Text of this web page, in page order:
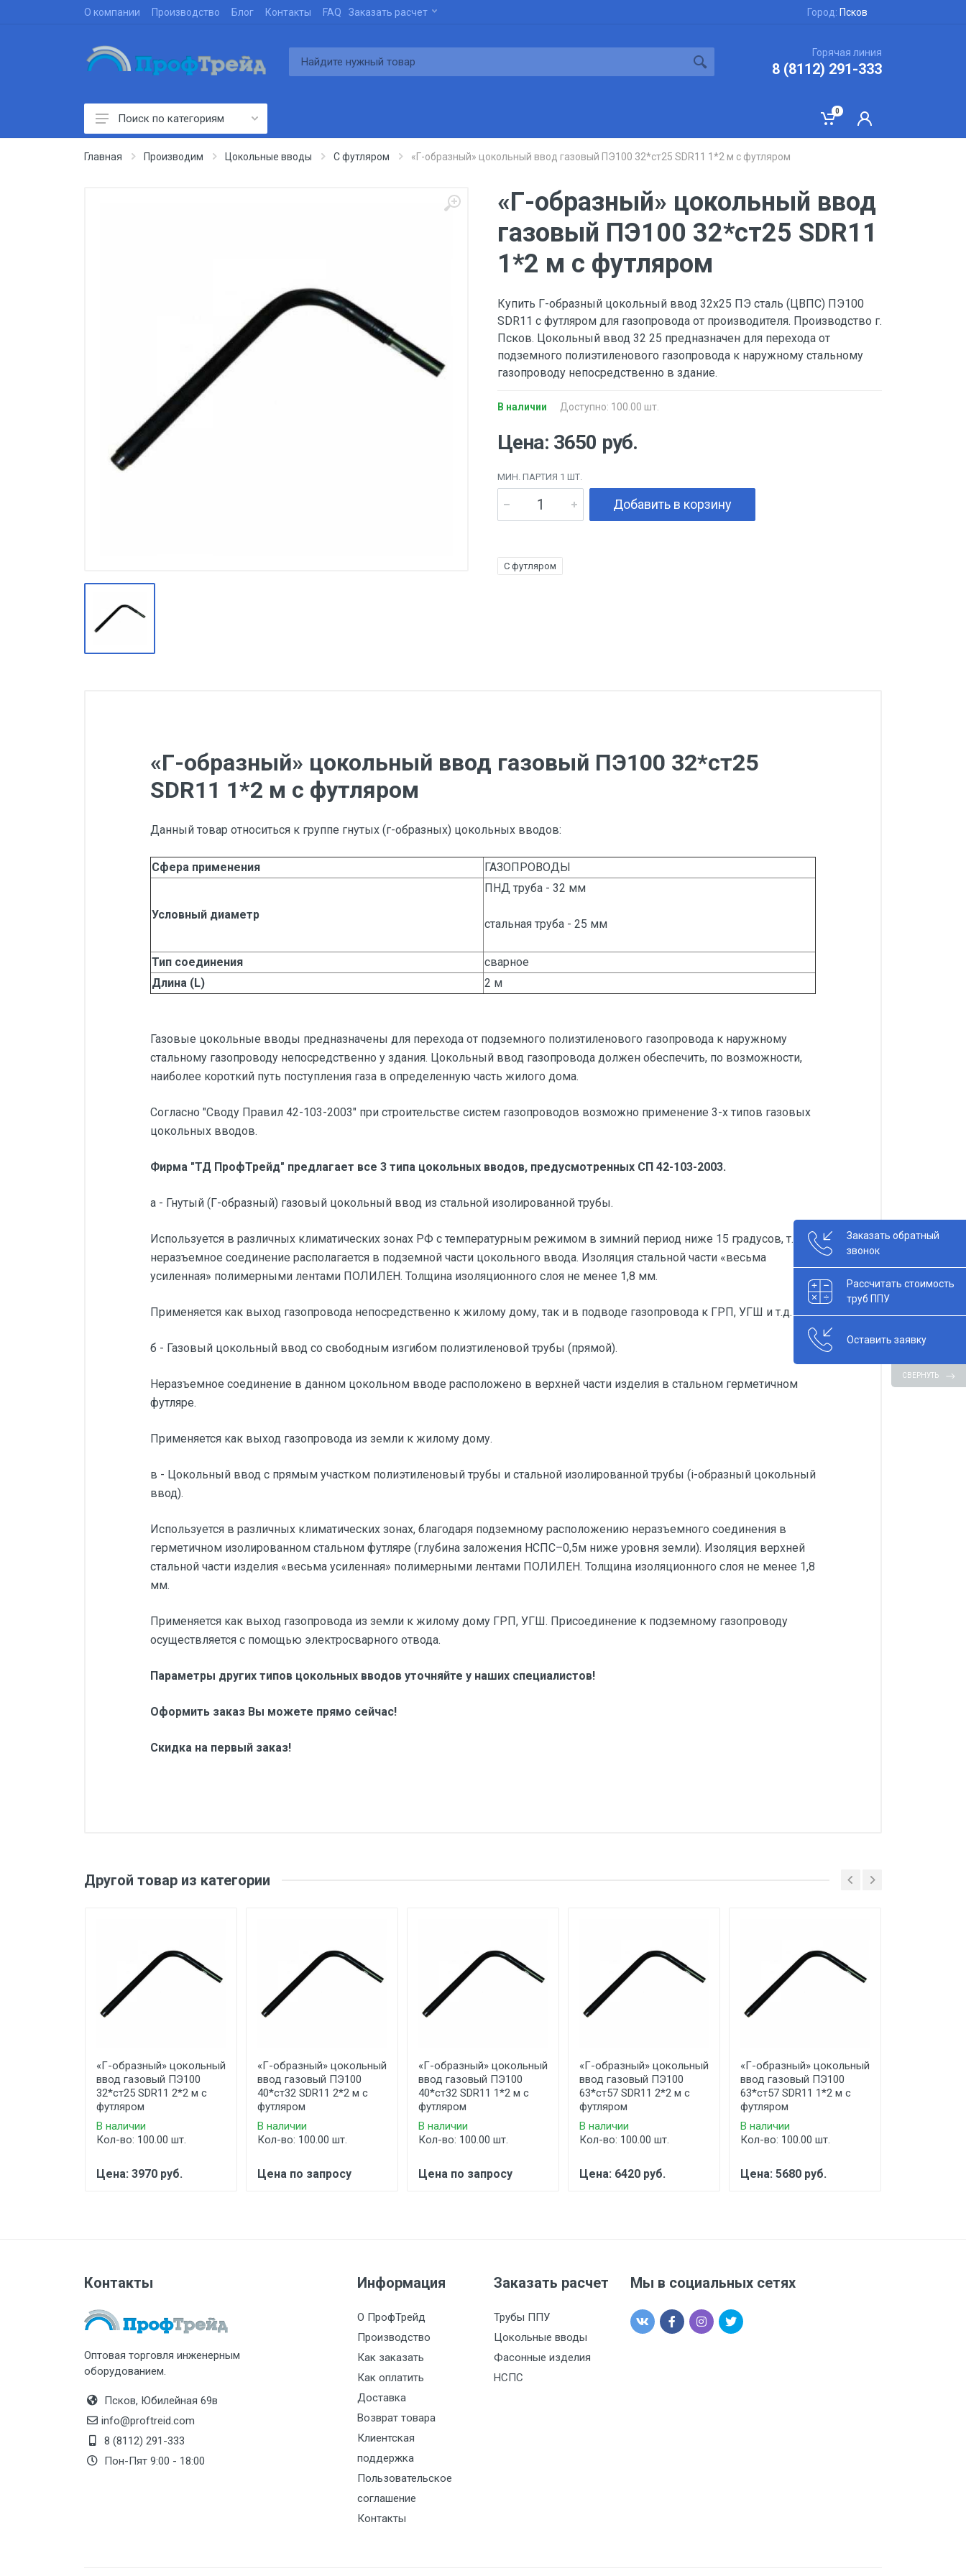
О компании Производство Блог Контакты FAQ Заказать расчет Город: Псков
Горячая линия
8 (8112) 291-333
Производим
Поиск по категориям
0
Главная Производим Цокольные вводы С футляром «Г-образный» цокольный ввод газовый ПЭ100 32*ст25 SDR11 1*2 м с футляром
«Г-образный» цокольный ввод
газовый ПЭ100 32*ст25 SDR11
1*2 м с футляром
Купить Г-образный цокольный ввод 32х25 ПЭ сталь (ЦВПС) ПЭ100
SDR11 с футляром для газопровода от производителя. Производство г.
Псков. Цокольный ввод 32 25 предназначен для перехода от
подземного полиэтиленового газопровода к наружному стальному
газопроводу непосредственно в здание.
В наличии Доступно: 100.00 шт.
Цена: 3650 руб.
МИН. ПАРТИЯ 1 ШТ.
Добавить в корзину
С футляром
«Г-образный» цокольный ввод газовый ПЭ100 32*ст25
SDR11 1*2 м с футляром
Данный товар относиться к группе гнутых (г-образных) цокольных вводов:
Сфера применения ГАЗОПРОВОДЫ
Условный диаметр
ПНД труба - 32 мм
стальная труба - 25 мм
Тип соединения
сварное
Длина (L)
2 м
Газовые цокольные вводы предназначены для перехода от подземного полиэтиленового газопровода к наружному
стальному газопроводу непосредственно у здания. Цокольный ввод газопровода должен обеспечить, по возможности,
наиболее короткий путь поступления газа в определенную часть жилого дома.
Согласно "Своду Правил 42-103-2003" при строительстве систем газопроводов возможно применение 3-х типов газовых
цокольных вводов.
Фирма "ТД ПрофТрейд" предлагает все 3 типа цокольных вводов, предусмотренных СП 42-103-2003.
а - Гнутый (Г-образный) газовый цокольный ввод из стальной изолированной трубы.
Используется в различных климатических зонах РФ с температурным режимом в зимний период ниже 15 градусов, т.к.
неразъемное соединение располагается в подземной части цокольного ввода. Изоляция стальной части «весьма
усиленная» полимерными лентами ПОЛИЛЕН. Толщина изоляционного слоя не менее 1,8 мм.
Применяется как выход газопровода непосредственно к жилому дому, так и в подводе газопровода к ГРП, УГШ и т.д.
б - Газовый цокольный ввод со свободным изгибом полиэтиленовой трубы (прямой).
Неразъемное соединение в данном цокольном вводе расположено в верхней части изделия в стальном герметичном
футляре.
Применяется как выход газопровода из земли к жилому дому.
в - Цокольный ввод с прямым участком полиэтиленовый трубы и стальной изолированной трубы (i-образный цокольный
ввод).
Используется в различных климатических зонах, благодаря подземному расположению неразъемного соединения в
герметичном изолированном стальном футляре (глубина заложения НСПС–0,5м ниже уровня земли). Изоляция верхней
стальной части изделия «весьма усиленная» полимерными лентами ПОЛИЛЕН. Толщина изоляционного слоя не менее 1,8
мм.
Применяется как выход газопровода из земли к жилому дому ГРП, УГШ. Присоединение к подземному газопроводу
осуществляется с помощью электросварного отвода.
Параметры других типов цокольных вводов уточняйте у наших специалистов!
Оформить заказ Вы можете прямо сейчас!
Скидка на первый заказ!
Другой товар из категории
«Г-образный» цокольный
ввод газовый ПЭ100
32*ст25 SDR11 2*2 м с
футляром
В наличии
Кол-во: 100.00 шт.
Цена: 3970 руб.
«Г-образный» цокольный
ввод газовый ПЭ100
40*ст32 SDR11 2*2 м с
футляром
В наличии
Кол-во: 100.00 шт.
Цена по запросу
«Г-образный» цокольный
ввод газовый ПЭ100
40*ст32 SDR11 1*2 м с
футляром
В наличии
Кол-во: 100.00 шт.
Цена по запросу
«Г-образный» цокольный
ввод газовый ПЭ100
63*ст57 SDR11 2*2 м с
футляром
В наличии
Кол-во: 100.00 шт.
Цена: 6420 руб.
«Г-образный» цокольный
ввод газовый ПЭ100
63*ст57 SDR11 1*2 м с
футляром
В наличии
Кол-во: 100.00 шт.
Цена: 5680 руб.
Контакты
Оптовая торговля инженерным
оборудованием.
Псков, Юбилейная 69в
info@proftreid.com
8 (8112) 291-333
Пон-Пят 9:00 - 18:00
Информация
О ПрофТрейд
Производство
Как заказать
Как оплатить
Доставка
Возврат товара
Клиентская
поддержка
Пользовательское
соглашение
Контакты
Заказать расчет
Трубы ППУ
Цокольные вводы
Фасонные изделия
НСПС
Мы в социальных сетях
Заказать обратный
звонок
Рассчитать стоимость
труб ППУ
Оставить заявку
СВЕРНУТЬ